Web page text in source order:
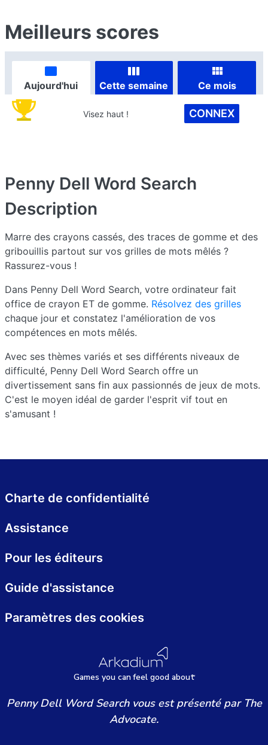
Meilleurs scores
Aujourd'hui Cette semaine Ce mois
Visez haut ! CONNEX
Penny Dell Word Search
Description
Marre des crayons cassés, des traces de gomme et des
gribouillis partout sur vos grilles de mots mêlés ?
Rassurez-vous !
Dans Penny Dell Word Search, votre ordinateur fait
office de crayon ET de gomme. Résolvez des grilles
chaque jour et constatez l'amélioration de vos
compétences en mots mêlés.
Avec ses thèmes variés et ses différents niveaux de
difficulté, Penny Dell Word Search offre un
divertissement sans fin aux passionnés de jeux de mots.
C'est le moyen idéal de garder l'esprit vif tout en
s'amusant !
Games you canfeel good about
Charte de confidentialité
Assistance
Pour les éditeurs
Guide d'assistance
Paramètres des cookies
Penny Dell Word Search vous est présenté par The
Advocate.